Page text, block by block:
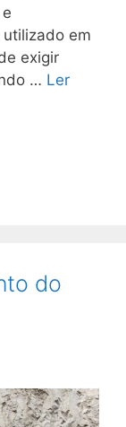
em
exigir
… Ler
do